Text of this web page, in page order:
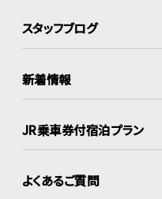
スタッフブログ
新着情報
JR乗車券付宿泊プラン
よくあるご質問